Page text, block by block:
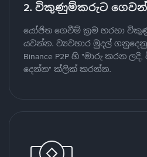
2. විකුණුම්කරුට
යෝජිත ගෙවීම් ක්‍රම හරහා
යවන්න. ව්‍යවහාර මුදල්
Binance P2P හි "මාරු කරන
දෙන්න" ක්ලික් කරන්න.